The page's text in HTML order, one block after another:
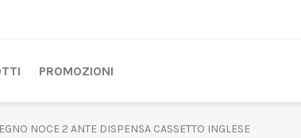
PROMOZIONI
NOCE 2 ANTE DISPENSA CASSETTO INGLESE